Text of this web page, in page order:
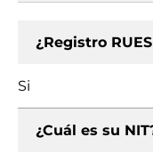
¿Registro
Si
¿Cuál es su